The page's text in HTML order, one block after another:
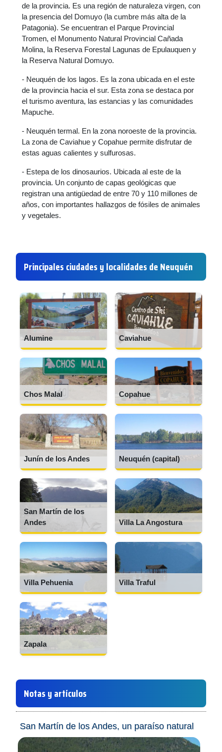
de la provincia. Es una región de naturaleza virgen, con
la presencia del Domuyo (la cumbre más alta de la
Patagonia). Se encuentran el Parque Provincial
Tromen, el Monumento Natural Provincial Cañada
Molina, la Reserva Forestal Lagunas de Epulauquen y
la Reserva Natural Domuyo.
- Neuquén de los lagos. Es la zona ubicada en el este
de la provincia hacia el sur. Esta zona se destaca por
el turismo aventura, las estancias y las comunidades
Mapuche.
- Neuquén termal. En la zona noroeste de la provincia.
La zona de Caviahue y Copahue permite disfrutar de
estas aguas calientes y sulfurosas.
- Estepa de los dinosaurios. Ubicada al este de la
provincia. Un conjunto de capas geológicas que
registran una antigüedad de entre 70 y 110 millones de
años, con importantes hallazgos de fósiles de animales
y vegetales.
Principales ciudades y localidades de Neuquén
Alumine Caviahue
Chos Malal Copahue
Junín de los Andes Neuquén (capital)
San Martín de los
Andes
Villa La Angostura
Villa Pehuenia Villa Traful
Zapala
Notas y artículos
San Martín de los Andes, un paraíso natural